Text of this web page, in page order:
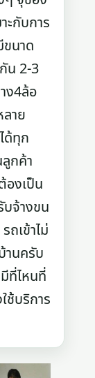
ะกับการ
นาด
น 2-3
ง4ล้อ
าย
ด้ทุก
กค้า
องเป็น
บจ้างขน
ถเข้าไม่
านครับ
ที่ไหนที่
ช้บริการ